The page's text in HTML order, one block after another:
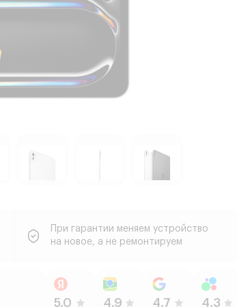
При гарантии меняем устройство
на новое, а не ремонтируем